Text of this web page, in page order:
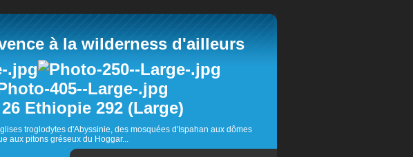
à la wilderness d'ailleurs
troglodytes d'Abyssinie, des mosquées d'Ispahan aux dômes
aux pitons gréseux du Hoggar...